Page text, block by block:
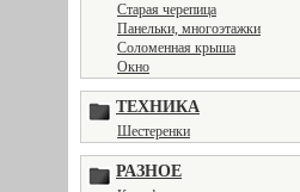
Старая черепица
Панельки, многоэтажки
Соломенная крыша
Окно
ТЕХНИКА
Шестеренки
РАЗНОЕ